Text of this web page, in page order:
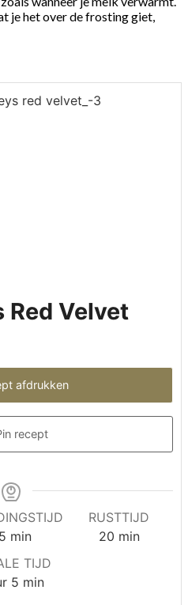
je het over de frosting giet,
Red Velvet
afdrukken
recept
minuten
min
RUSTTIJD
20minuten
min
TIJD
5minuten
min